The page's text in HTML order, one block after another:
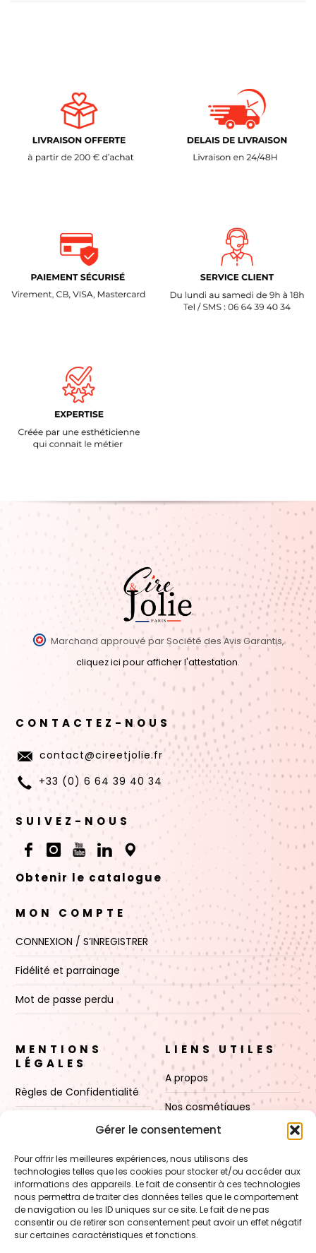
Gérer le consentement
Pour offrir les meilleures expériences, nous utilisons des
technologies telles que les cookies pour stocker et/ou accéder aux
informations des appareils. Le fait de consentir à ces technologies
nous permettra de traiter des données telles que le comportement
de navigation ou les ID uniques sur ce site. Le fait de ne pas
consentir ou de retirer son consentement peut avoir un effet négatif
sur certaines caractéristiques et fonctions.
Marchand approuvé par Société des Avis Garantis,
cliquez ici pour afficher l'attestation.
CONTACTEZ-NOUS
contact@cireetjolie.fr
+33 (0) 6 64 39 40 34
SUIVEZ-NOUS
Obtenir le catalogue
MON COMPTE
CONNEXION / S’INREGISTRER
Fidélité et parrainage
Mot de passe perdu
MENTIONS
LÉGALES
Règles de Confidentialité
Politique de cookies (UE)
LIENS UTILES
A propos
Nos cosmétiques
Nos cires
Boutique
Contact